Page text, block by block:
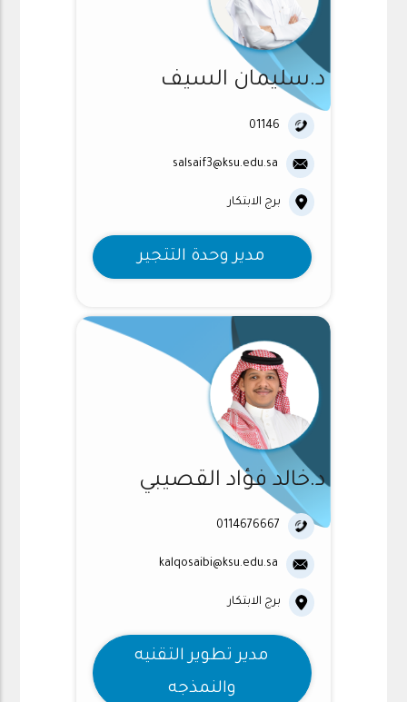
د.سليمان السيف
01146
salsaif3@ksu.edu.sa
برج الابتكار
مدير وحدة التتجير
د.خالد فؤاد القصيبي
0114676667
kalqosaibi@ksu.edu.sa
برج الابتكار
مدير تطوير التقنيه
والنمذجه